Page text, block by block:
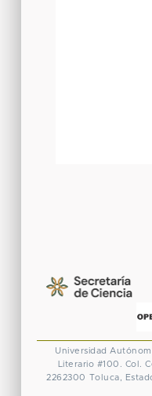
Universidad
Literario #100. Col.
2262300 Toluca,